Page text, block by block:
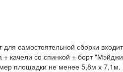
самостоятельной сборки
качели со спинкой + борт
площадки не менее 5,8м х 7,1м.